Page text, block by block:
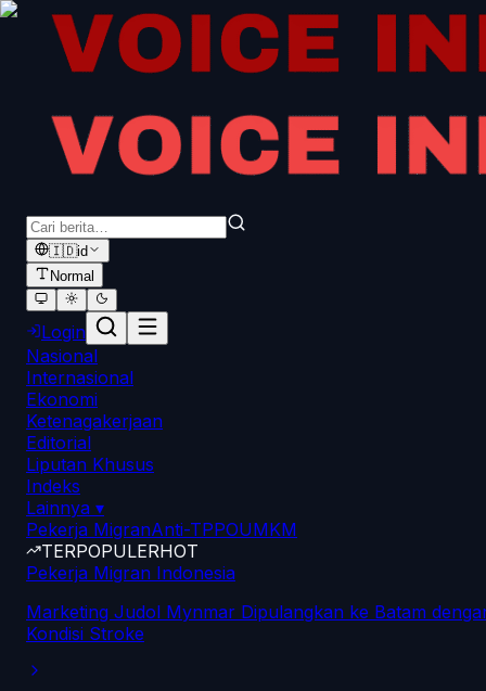
🇮🇩id
Normal
Login
Nasional
Internasional
Ekonomi
Ketenagakerjaan
Editorial
Liputan Khusus
Indeks
Lainnya ▾
Pekerja MigranAnti-TPPOUMKM
TERPOPULERHOT
Pekerja Migran Indonesia
Marketing Judol Mynmar Dipulangkan ke Batam
Kondisi Stroke